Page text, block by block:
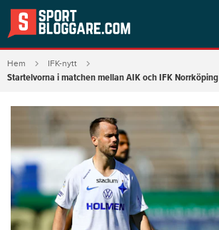
Hem IFK-nytt
Startelvorna i matchen mellan AIK och IFK Norrköping